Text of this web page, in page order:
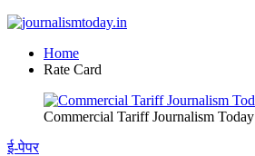
Home
Rate Card
Commercial Tariff Journalism Today
ई-पेपर